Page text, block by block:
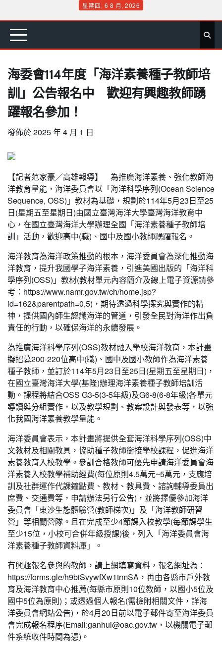
content
星期四, 6 8 月, 2026
首 要 娛 生 社 文 公 運 旅 政 地 專
海委會114年度「海洋素養種子教師培
訓」公告報名中 歡迎有興趣教師踴
躍報名參加！
發佈於2025 年 4 月 1 日
【記者范家豪／高雄報導】 為推廣海洋素養、強化教師海
洋教育量能，海洋委員會以「海洋科學序列(Ocean Science
Sequence, OSS)」教材為基礎，規劃於114年5月23日至25
日(星期五至星期日)由國立臺灣海洋大學臺灣海洋教育中
心，在國立臺灣海洋大學辦理全國「海洋素養種子教師培
訓」活動，歡迎高中(職)、國中及國小教師踴躍報名。
海洋教育為海洋政策推動的根本，海洋委員會為深化推動海
洋教育，提升我國學子海洋素養，引進美國出版的「海洋科
學序列(OSS)」教材(教材單元內容簡介及線上電子資源請參
考：https://www.namr.gov.tw/ch/home.jsp?
id=162&parentpath=0,5)，期待透過科學探究與實作的精
神，提供國內師生認識海洋的管道，引發全民對海洋作出負
責任的行動，以確保海洋的永續發展。
為推廣海洋科學序列(OSS)教材融入學校海洋教育，本計畫
擬招募200-220位高中(職)、國中及國小教師作為海洋素養
種子教師，並訂於114年5月23日至25日(星期五至星期日)，
在國立臺灣海洋大學(基隆)辦理海洋素養種子教師培訓活
動。課程將結合OSS G3-5(3-5年級)及G6-8(6-8年級)各單元
導讀與分組實作，以及教學規劃、教案設計與發表等，以強
化我國海洋素養教學量能。
海洋委員會表示，本計畫將提供全套海洋科學序列(OSS)中
文教材及相關教具，協助種子教師銜接學校課程，促進海洋
素養教育入校教學。參訓合格教師可優先申請海洋委員會海
洋素養入校教學補助經費(每位原則4.5萬元~5萬元，支應培
訓及社群運作代課鐘點費、教材、教具費、諮詢輔導委員出
席費、交通費等，申請辦法另行公告)，並將擇優參加海洋
委員會「東沙生態體驗營(教師梯次)」及「海洋教師研習
營」等相關營隊。且在完成至少4節課入校教學(每節課學生
至少15位，小校可合併年級授課)後，列入「海洋委員會海
洋素養種子教師資料庫」。
有興趣報名參與的教師，請上網填寫資料，報名網址為：
https://forms.gle/h9biSvywfXw1trmSA，再由各縣市戶外教
育及海洋教育中心推薦(每縣市原則10位教師，以國小5位及
國中5位為原則)；或透過個人報名(需檢附相關文件，詳海
洋委員會網站公告)，於4月20日前以電子郵件寄至海洋委員
會完成報名程序(Email:ganhui@oac.gov.tw ，以機關電子郵
件系統收件時間為憑)。